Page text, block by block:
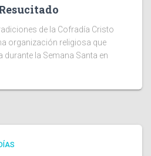
de la Cofradía Cristo
organización religiosa que
durante la Semana Santa en